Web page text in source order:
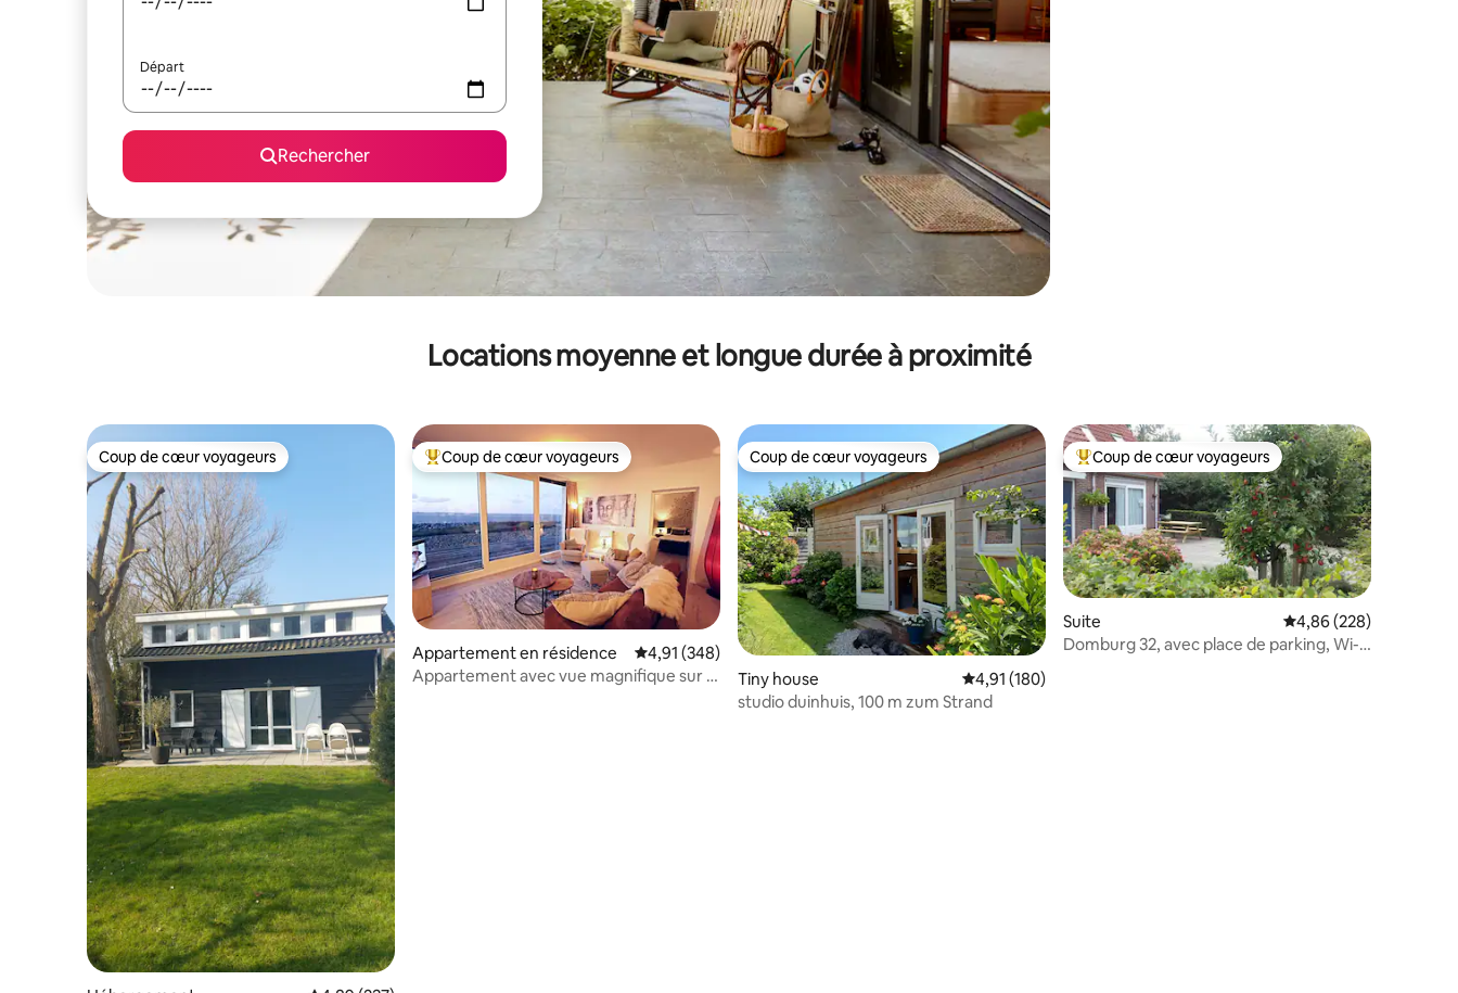
Départ
Rechercher
Locations moyenne et longue durée à proximité
Coup de cœur voyageurs
Coup de cœur voyageurs Coups de cœur voyageurs les plus appréciés
Coup de cœur voyageurs
Appartement en résidence Évaluation moyenne sur la base de 348 commentaires : 4,91 sur 5
4,91 (348)
Appartement avec vue magnifique sur la
Coup de cœur voyageurs
Coup de cœur voyageurs
Tiny house Évaluation moyenne sur la base de 180 commentaires : 4,91 sur 5
4,91 (180)
studio duinhuis, 100 m zum Strand
Coups de cœur voyageurs les plus appréciés
Coup de cœur voyageurs
Suite Évaluation moyenne
4,86 (228)
Domburg 32, avec place de parking, Wi-Fi